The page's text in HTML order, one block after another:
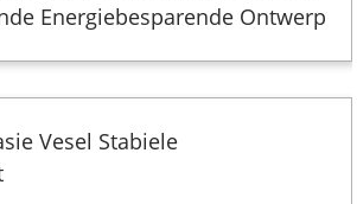
Energiebesparende Ontwerp
Vesel Stabiele